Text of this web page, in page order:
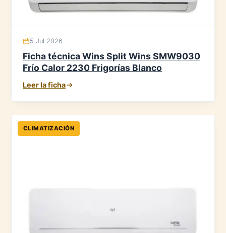
5 Jul 2026
Ficha técnica Wins Split Wins SMW9030
Frío Calor 2230 Frigorías Blanco
Leer la ficha
CLIMATIZACIÓN